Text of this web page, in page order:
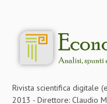
Rivista scientifica digitale
2013 - Direttore: Claudio